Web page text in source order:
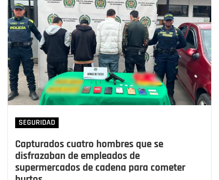
SEGURIDAD
Capturados cuatro hombres que se
disfrazaban de empleados de
supermercados de cadena para cometer